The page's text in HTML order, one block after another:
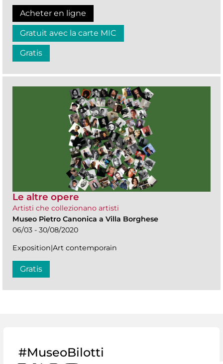
Acheter en ligne
Gratuit avec la carte MIC
Gratis
Le altre opere
Artisti che collezionano artisti
Museo Pietro Canonica a Villa Borghese
06/03 - 30/08/2020
Exposition|Art contemporain
Gratis
#MuseoBilotti